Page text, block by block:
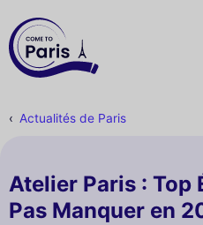
Actualités de Paris
Atelier Paris : Top
Pas Manquer en